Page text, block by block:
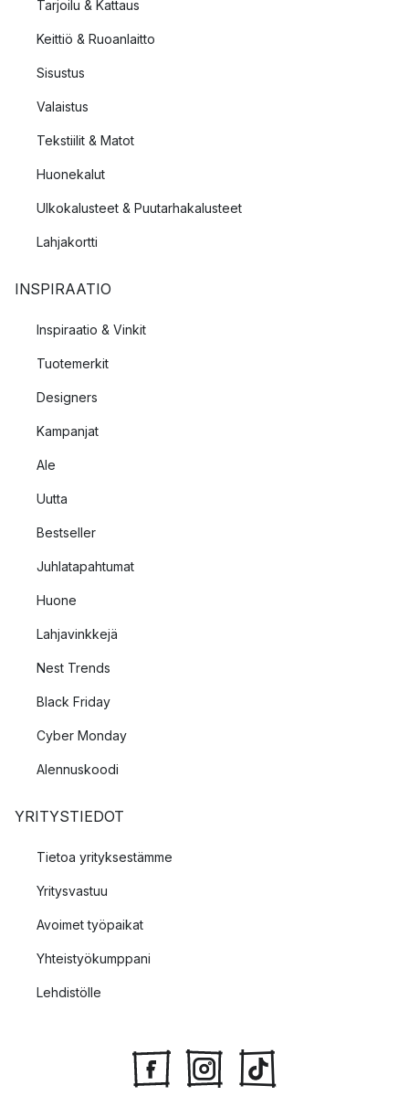
Tarjoilu & Kattaus
Keittiö & Ruoanlaitto
Sisustus
Valaistus
Tekstiilit & Matot
Huonekalut
Ulkokalusteet & Puutarhakalusteet
Lahjakortti
INSPIRAATIO
Inspiraatio & Vinkit
Tuotemerkit
Designers
Kampanjat
Ale
Uutta
Bestseller
Juhlatapahtumat
Huone
Lahjavinkkejä
Nest Trends
Black Friday
Cyber Monday
Alennuskoodi
YRITYSTIEDOT
Tietoa yrityksestämme
Yritysvastuu
Avoimet työpaikat
Yhteistyökumppani
Lehdistölle